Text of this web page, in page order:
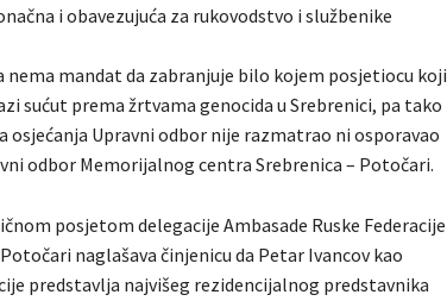
i obavezujuća za rukovodstvo i službenike
mandat da zabranjuje bilo kojem posjetiocu koji
sućut prema žrtvama genocida u Srebrenici, pa tako
osjećanja Upravni odbor nije razmatrao ni osporavao
odbor Memorijalnog centra Srebrenica – Potočari.
posjetom delegacije Ambasade Ruske Federacije
naglašava činjenicu da Petar Ivancov kao
predstavlja najvišeg rezidencijalnog predstavnika